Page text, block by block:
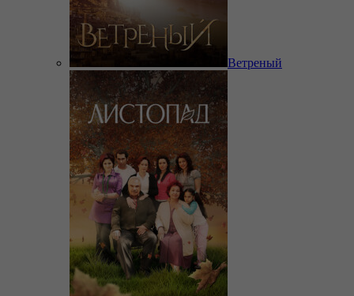
Ветреный